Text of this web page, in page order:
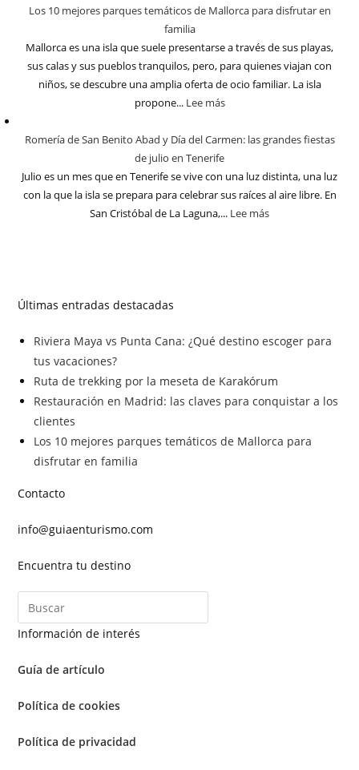
Los 10 mejores parques temáticos de Mallorca para disfrutar en
familia
Mallorca es una isla que suele presentarse a través de sus playas,
sus calas y sus pueblos tranquilos, pero, para quienes viajan con
niños, se descubre una amplia oferta de ocio familiar. La isla
propone... Lee más
Romería de San Benito Abad y Día del Carmen: las grandes fiestas
de julio en Tenerife
Julio es un mes que en Tenerife se vive con una luz distinta, una luz
con la que la isla se prepara para celebrar sus raíces al aire libre. En
San Cristóbal de La Laguna,... Lee más
Últimas entradas destacadas
Riviera Maya vs Punta Cana: ¿Qué destino escoger para
tus vacaciones?
Ruta de trekking por la meseta de Karakórum
Restauración en Madrid: las claves para conquistar a los
clientes
Los 10 mejores parques temáticos de Mallorca para
disfrutar en familia
Contacto
info@guiaenturismo.com
Encuentra tu destino
Información de interés
Guía de artículo
Política de cookies
Política de privacidad